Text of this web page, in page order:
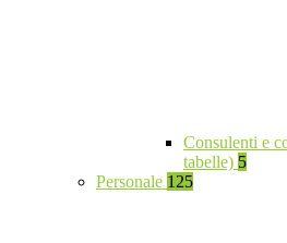
Consulenti e
tabelle) 5
Personale 125